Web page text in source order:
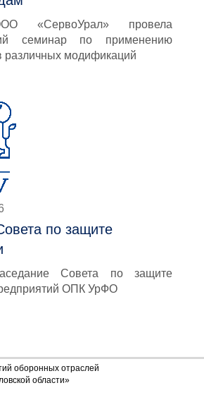
«СервоУрал» провела
семинар по применению
различных модификаций
по защите
Совета по защите
ОПК УрФО
оборонных отраслей
области»